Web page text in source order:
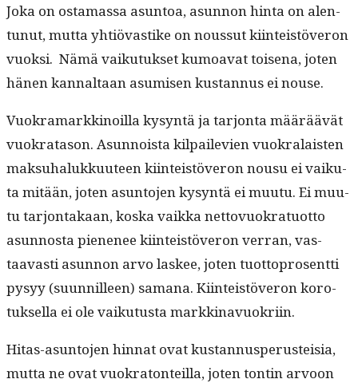
Joka on osta­mas­sa asun­toa, asun­non hin­ta on alen­
tunut, mut­ta yhtiö­vastike on nous­sut kiin­teistöveron
vuok­si. Nämä vaiku­tuk­set kumoa­vat toise­na, joten
hänen kannal­taan asumisen kus­tan­nus ei nouse.
Vuokra­markki­noil­la kysyn­tä ja tar­jon­ta määräävät
vuokrata­son. Asun­noista kil­paile­vien vuokralais­ten
mak­suhalukku­u­teen kiin­teistöveron nousu ei vaiku­
ta mitään, joten asun­to­jen kysyn­tä ei muu­tu. Ei muu­
tu tar­jon­takaan, kos­ka vaik­ka net­tovuokratuot­to
asun­nos­ta piene­nee kiin­teistöveron ver­ran, vas­
taavasti asun­non arvo las­kee, joten tuot­to­pros­ent­ti
pysyy (suun­nilleen) samana. Kiin­teistöveron koro­
tuk­sel­la ei ole vaiku­tus­ta markkinavuokriin.
Hitas-asun­to­jen hin­nat ovat kus­tan­nus­pe­rusteisia,
mut­ta ne ovat vuokra­ton­teil­la, joten ton­tin arvoon